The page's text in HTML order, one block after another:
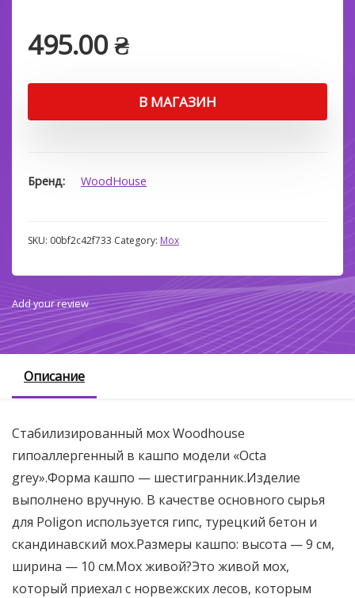
495.00₴
В МАГАЗИН
Бренд WoodHouse
SKU: 00bf2c42f733 Category: Мох
Add your review
Описание
Стабилизированный мох Woodhouse
гипоаллергенный в кашпо модели «Octa
grey».Форма кашпо — шестигранник.Изделие
выполнено вручную. В качестве основного сырья
для Poligon используется гипс, турецкий бетон и
скандинавский мох.Размеры кашпо: высота — 9 см,
ширина — 10 см.Мох живой?Это живой мох,
который приехал с норвежских лесов, которым